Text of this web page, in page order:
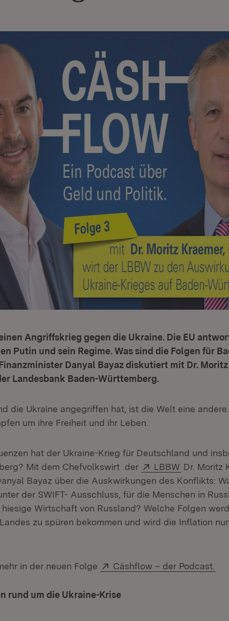
Angriffskrieg gegen die Ukraine. Die EU
Putin und sein Regime. Was sind die Folgen für
Danyal Bayaz diskutiert mit Dr. Moritz
Landesbank Baden-Württemberg.
die Ukraine angegriffen hat, ist die Welt eine
um ihre Freiheit und ihr Leben.
hat der Ukraine-Krieg für Deutschland und
Mit dem Chefvolkswirt der
Extern:
LBBW (Öffnet in
Dr. Moritz
Bayaz über die Auskwirkungen des Konflikts:
der SWIFT- Ausschluss, für die Menschen in
Wirtschaft von Russland? Welche Folgen
zu spüren bekommen und wird die Inflation
in der neuen Folge Extern:
Cäshflow – der Podcast.
rund um die Ukraine-Krise